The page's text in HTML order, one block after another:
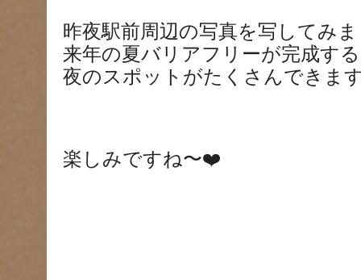
昨夜駅前周辺の写真を写してみ
来年の夏バリアフリーが完成す
夜のスポットがたくさんできま
楽しみですね〜❤️